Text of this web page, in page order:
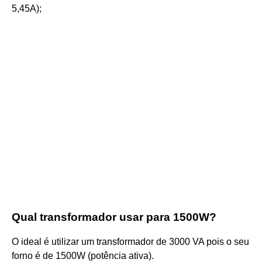
5,45A);
Qual transformador usar para 1500W?
O ideal é utilizar um transformador de 3000 VA pois o seu
forno é de 1500W (potência ativa).